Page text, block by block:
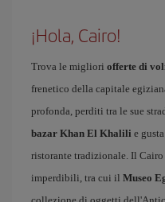
¡Hola, Cairo!
Trova le migliori offerte di
frenetico della capitale
profonda, perditi tra le sue
bazar Khan El Khalili e
ristorante tradizionale. Il
imperdibili, tra cui il Museo